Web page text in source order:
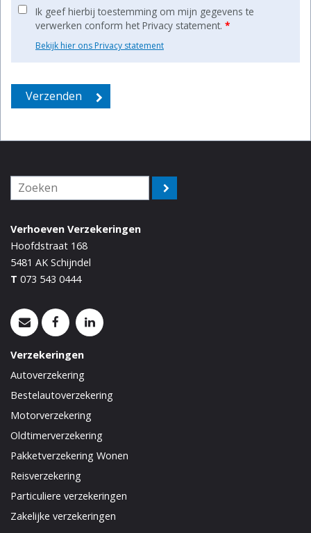
Ik geef hierbij toestemming om mijn gegevens te
verwerken conform het Privacy statement. *
Bekijk hier ons Privacy statement
Verhoeven Verzekeringen
Hoofdstraat 168
5481 AK Schijndel
T 073 543 0444
Verzekeringen
Autoverzekering
Bestelautoverzekering
Motorverzekering
Oldtimerverzekering
Pakketverzekering Wonen
Reisverzekering
Particuliere verzekeringen
Zakelijke verzekeringen